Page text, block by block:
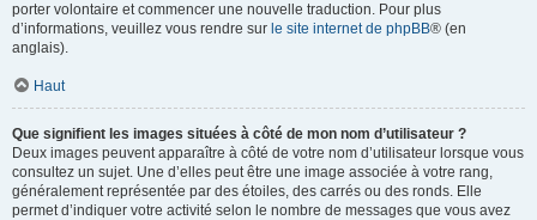
porter volontaire et commencer une nouvelle traduction. Pour plus
d’informations, veuillez vous rendre sur le site internet de phpBB® (en
anglais).
Haut
Que signifient les images situées à côté de mon nom d’utilisateur ?
Deux images peuvent apparaître à côté de votre nom d’utilisateur lorsque vous
consultez un sujet. Une d’elles peut être une image associée à votre rang,
généralement représentée par des étoiles, des carrés ou des ronds. Elle
permet d’indiquer votre activité selon le nombre de messages que vous avez